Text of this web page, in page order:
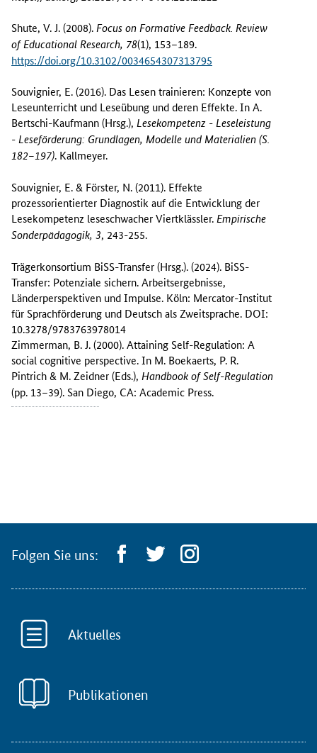
Shute, V. J. (2008). Focus on Formative Feedback. Review
of Educational Research, 78(1), 153–189.
https://doi.org/10.3102/0034654307313795
Souvignier, E. (2016). Das Lesen trainieren: Konzepte von
Leseunterricht und Leseübung und deren Effekte. In A.
Bertschi-Kaufmann (Hrsg.), Lesekompetenz - Leseleistung
- Leseförderung: Grundlagen, Modelle und Materialien (S.
182–197). Kallmeyer.
Souvignier, E. & Förster, N. (2011). Effekte
prozessorientierter Diagnostik auf die Entwicklung der
Lesekompetenz leseschwacher Viertklässler. Empirische
Sonderpädagogik, 3, 243-255.
Trägerkonsortium BiSS-Transfer (Hrsg.). (2024). BiSS-
Transfer: Potenziale sichern. Arbeitsergebnisse,
Länderperspektiven und Impulse. Köln: Mercator-Institut
für Sprachförderung und Deutsch als Zweitsprache. DOI:
10.3278/9783763978014
Zimmerman, B. J. (2000). Attaining Self-Regulation: A
social cognitive perspective. In M. Boekaerts, P. R.
Pintrich & M. Zeidner (Eds.), Handbook of Self-Regulation
(pp. 13–39). San Diego, CA: Academic Press.
Folgen Sie uns:
Aktuelles
Publikationen